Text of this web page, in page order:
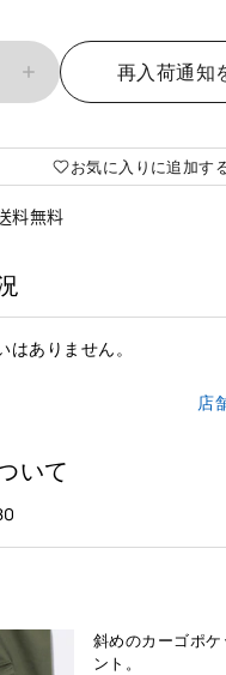
再入荷通知
お気に入りに追加す
料無料
はありません。
店
いて
斜めのカーゴポ
ント。